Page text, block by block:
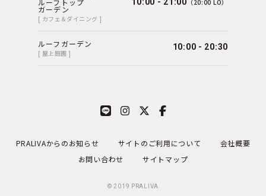
ルーフトップ
ガーデン
[ カフェ＆ダイニング ]
10:00 - 21:00 （20:00 LO）
ルーフガーデン
[ 屋上庭園 ]
10:00 - 20:30
PRALIVAからのお知らせ サイトのご利用について
会社概要
お問い合わせ
サイトマップ
© 2019 PRALIVA